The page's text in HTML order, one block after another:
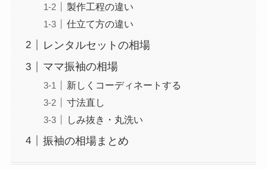
製作工程の違い
仕立て方の違い
レンタルセットの相場
ママ振袖の相場
新しくコーディネートする
寸法直し
しみ抜き・丸洗い
振袖の相場まとめ